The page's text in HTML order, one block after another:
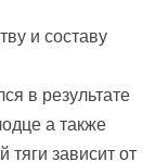
и составу
в результате
а также
тяги зависит от